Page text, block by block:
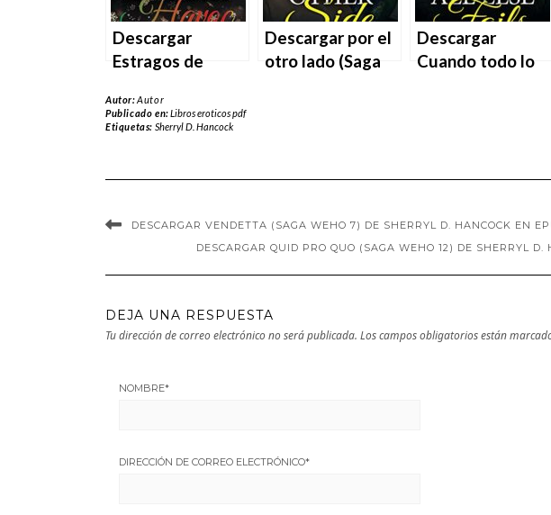
Descargar
Estragos de
Weho 20) de
Sherryl D.
| PDF | MOBI
Descargar por el
otro lado (Saga
Descargar
Cuando todo lo
| PDF | MOBI
Autor:Autor
Publicado en:Libros eroticos pdf
Etiquetas: Sherryl D. Hancock
DESCARGAR VENDETTA (SAGA WEHO 7) DE SHERRYL D. HANCOCK EN
DESCARGAR QUID PRO QUO (SAGA WEHO 12) DE SHERRYL
DEJA UNA RESPUESTA
Tu dirección de correo electrónico no será publicada. Los campos obligatorios están
NOMBRE*
DIRECCIÓN DE CORREO ELECTRÓNICO*